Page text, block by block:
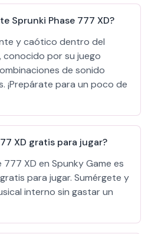
Sprunki Phase 777 XD?
y caótico dentro del
conocido por su juego
de sonido
¡Prepárate para un poco de
XD gratis para jugar?
777 XD en Spunky Game es
para jugar. Sumérgete y
interno sin gastar un